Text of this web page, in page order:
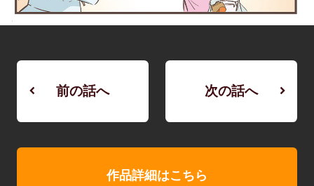
前の話へ 次の話へ
作品詳細はこちら